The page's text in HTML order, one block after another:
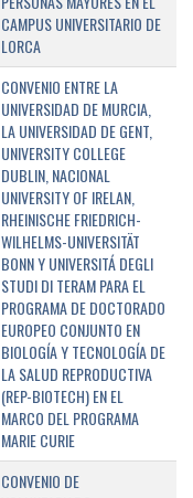
CAMPUS UNIVERSITARIO DE
LORCA
CONVENIO ENTRE LA
UNIVERSIDAD DE MURCIA,
LA UNIVERSIDAD DE GENT,
UNIVERSITY COLLEGE
DUBLIN, NACIONAL
UNIVERSITY OF IRELAN,
RHEINISCHE FRIEDRICH-
WILHELMS-UNIVERSITÄT
BONN Y UNIVERSITÁ DEGLI
STUDI DI TERAM PARA EL
PROGRAMA DE DOCTORADO
EUROPEO CONJUNTO EN
BIOLOGÍA Y TECNOLOGÍA DE
LA SALUD REPRODUCTIVA
(REP-BIOTECH) EN EL
MARCO DEL PROGRAMA
MARIE CURIE
CONVENIO DE